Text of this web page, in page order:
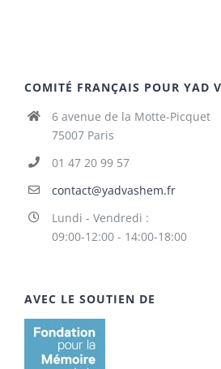
COMITÉ FRANÇAIS POUR YAD
6 avenue de la Motte-Picquet
75007 Paris
01 47 20 99 57
contact@yadvashem.fr
Lundi - Vendredi :
09:00-12:00 - 14:00-18:00
AVEC LE SOUTIEN DE